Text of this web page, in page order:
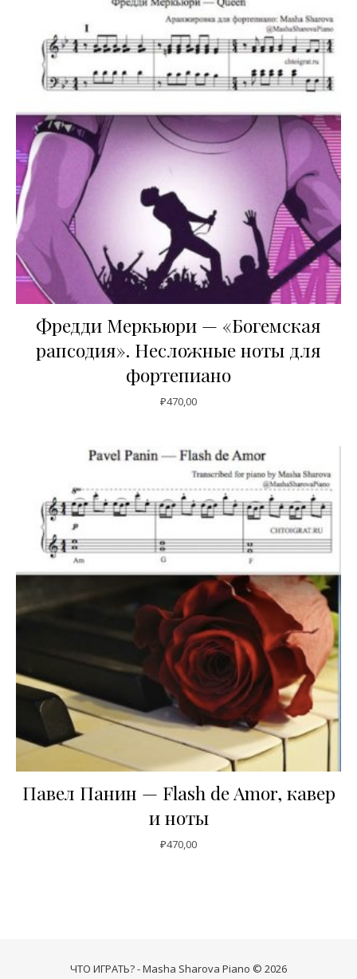
Фредди Меркьюри — «Богемская
рапсодия». Несложные ноты для
фортепиано
₽470,00
Павел Панин — Flash de Amor, кавер
и ноты
₽470,00
ЧТО ИГРАТЬ? - Masha Sharova Piano © 2026